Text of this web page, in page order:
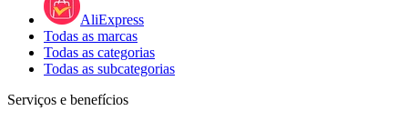
AliExpress
Todas as marcas
Todas as categorias
Todas as subcategorias
Serviços e benefícios